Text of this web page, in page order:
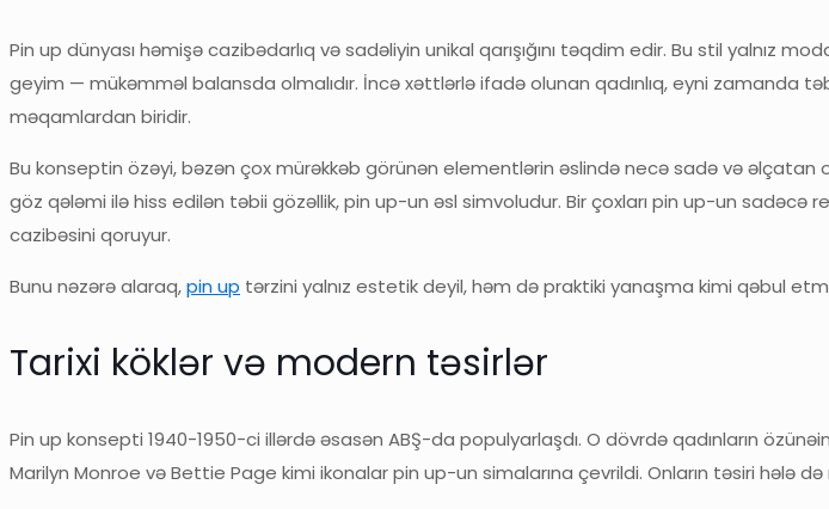
Pin up dünyası həmişə cazibədarlıq və sadəliyin unikal qarışığını təqdim edir. Bu stil yalnız
geyim — mükəmməl balansda olmalıdır. İncə xəttlərlə ifadə olunan qadınlıq, eyni zamanda
məqamlardan biridir.
Bu konseptin özəyi, bəzən çox mürəkkəb görünən elementlərin əslində necə sadə və əlçatan
göz qələmi ilə hiss edilən təbii gözəllik, pin up-un əsl simvoludur. Bir çoxları pin up-un
cazibəsini qoruyur.
Bunu nəzərə alaraq,pin up tərzini yalnız estetik deyil, həm də praktiki yanaşma kimi qəbul
Tarixi köklər və modern təsirlər
Pin up konsepti 1940-1950-ci illərdə əsasən ABŞ-da populyarlaşdı. O dövrdə qadınların
Marilyn Monroe və Bettie Page kimi ikonalar pin up-un simalarına çevrildi. Onların təsiri hələ